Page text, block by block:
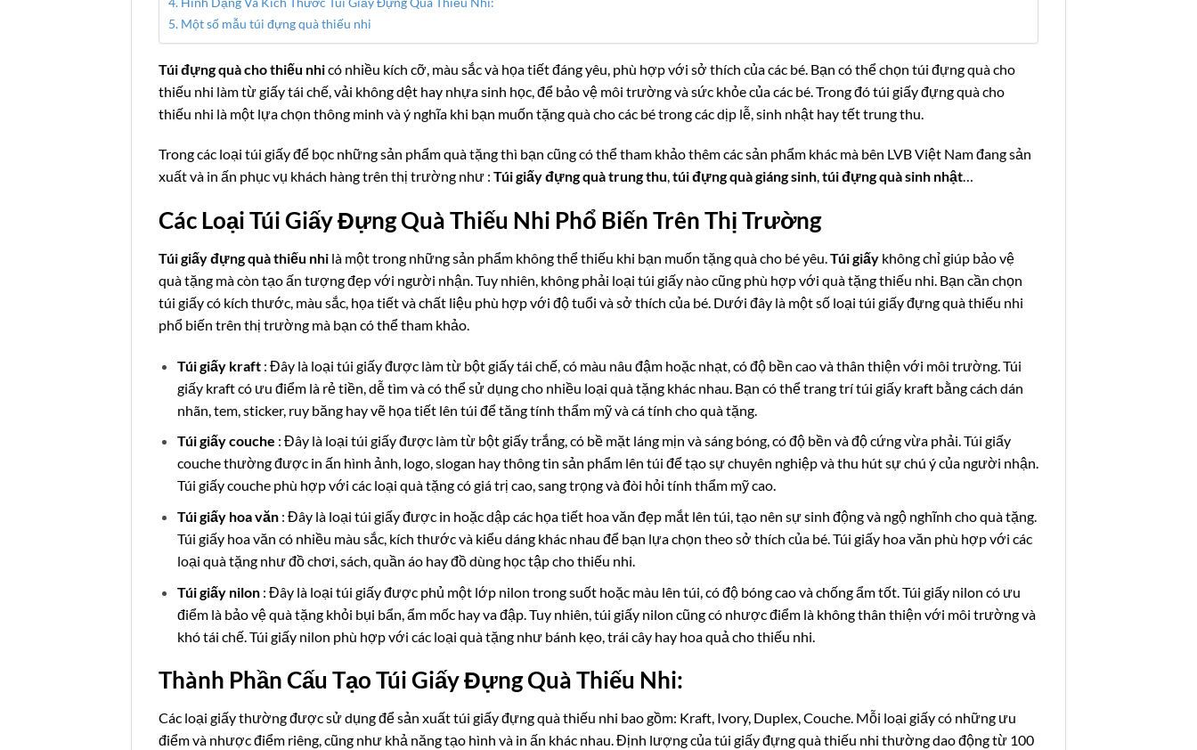
Một số mẫu túi đựng quà thiếu nhi
Túi đựng quà cho thiếu nhicó nhiều kích cỡ, màu sắc và họa tiết đáng yêu, phù hợp với sở thích của các bé. Bạn có thể chọn túi đựng quà cho
thiếu nhi làm từ giấy tái chế, vải không dệt hay nhựa sinh học, để bảo vệ môi trường và sức khỏe của các bé. Trong đó túi giấy đựng quà cho
thiếu nhi là một lựa chọn thông minh và ý nghĩa khi bạn muốn tặng quà cho các bé trong các dịp lễ, sinh nhật hay tết trung thu.
Trong các loại túi giấy để bọc những sản phẩm quà tặng thì bạn cũng có thể tham khảo thêm các sản phẩm khác mà bên LVB Việt Nam đang sản
xuất và in ấn phục vụ khách hàng trên thị trường như : Túi giấy đựng quà trung thu,túi đựng quà giáng sinh,túi đựng quà sinh nhật…
Các Loại Túi Giấy Đựng Quà Thiếu Nhi Phổ Biến Trên Thị Trường
Túi giấy đựng quà thiếu nhi là một trong những sản phẩm không thể thiếu khi bạn muốn tặng quà cho bé yêu.Túi giấy không chỉ giúp bảo vệ
quà tặng mà còn tạo ấn tượng đẹp với người nhận. Tuy nhiên, không phải loại túi giấy nào cũng phù hợp với quà tặng thiếu nhi. Bạn cần chọn
túi giấy có kích thước, màu sắc, họa tiết và chất liệu phù hợp với độ tuổi và sở thích của bé. Dưới đây là một số loại túi giấy đựng quà thiếu nhi
phổ biến trên thị trường mà bạn có thể tham khảo.
Túi giấy kraft : Đây là loại túi giấy được làm từ bột giấy tái chế, có màu nâu đậm hoặc nhạt, có độ bền cao và thân thiện với môi trường. Túi
giấy kraft có ưu điểm là rẻ tiền, dễ tìm và có thể sử dụng cho nhiều loại quà tặng khác nhau. Bạn có thể trang trí túi giấy kraft bằng cách dán
nhãn, tem, sticker, ruy băng hay vẽ họa tiết lên túi để tăng tính thẩm mỹ và cá tính cho quà tặng.
Túi giấy couche : Đây là loại túi giấy được làm từ bột giấy trắng, có bề mặt láng mịn và sáng bóng, có độ bền và độ cứng vừa phải. Túi giấy
couche thường được in ấn hình ảnh, logo, slogan hay thông tin sản phẩm lên túi để tạo sự chuyên nghiệp và thu hút sự chú ý của người nhận.
Túi giấy couche phù hợp với các loại quà tặng có giá trị cao, sang trọng và đòi hỏi tính thẩm mỹ cao.
Túi giấy hoa văn : Đây là loại túi giấy được in hoặc dập các họa tiết hoa văn đẹp mắt lên túi, tạo nên sự sinh động và ngộ nghĩnh cho quà tặng.
Túi giấy hoa văn có nhiều màu sắc, kích thước và kiểu dáng khác nhau để bạn lựa chọn theo sở thích của bé. Túi giấy hoa văn phù hợp với các
loại quà tặng như đồ chơi, sách, quần áo hay đồ dùng học tập cho thiếu nhi.
Túi giấy nilon : Đây là loại túi giấy được phủ một lớp nilon trong suốt hoặc màu lên túi, có độ bóng cao và chống ẩm tốt. Túi giấy nilon có ưu
điểm là bảo vệ quà tặng khỏi bụi bẩn, ẩm mốc hay va đập. Tuy nhiên, túi giấy nilon cũng có nhược điểm là không thân thiện với môi trường và
khó tái chế. Túi giấy nilon phù hợp với các loại quà tặng như bánh kẹo, trái cây hay hoa quả cho thiếu nhi.
Thành Phần Cấu Tạo Túi Giấy Đựng Quà Thiếu Nhi:
Các loại giấy thường được sử dụng để sản xuất túi giấy đựng quà thiếu nhi bao gồm: Kraft, Ivory, Duplex, Couche. Mỗi loại giấy có những ưu
điểm và nhược điểm riêng, cũng như khả năng tạo hình và in ấn khác nhau. Định lượng của túi giấy đựng quà thiếu nhi thường dao động từ 100